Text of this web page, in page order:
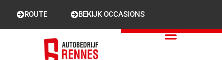
ROUTE BEKIJK OCCASIONS